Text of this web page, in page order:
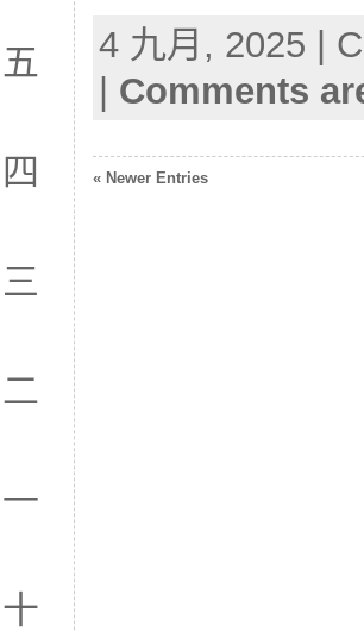
4 九月, 2025 |
| Comments
« Newer Entries